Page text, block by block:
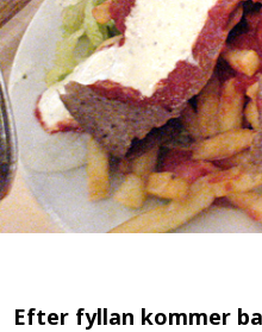
Efter fyllan kommer